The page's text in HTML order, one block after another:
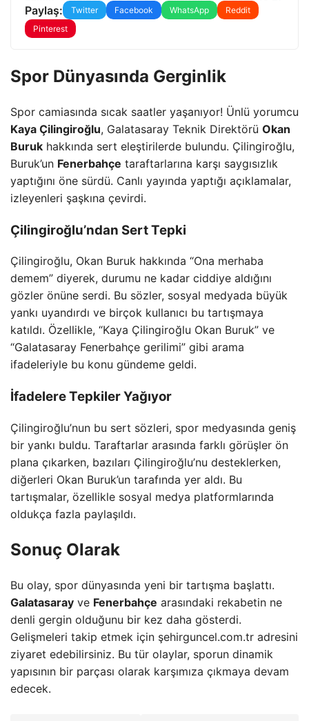
Paylaş: Twitter Facebook WhatsApp
Reddit
Pinterest
Spor Dünyasında Gerginlik
Spor camiasında sıcak saatler yaşanıyor! Ünlü yorumcu
Kaya Çilingiroğlu, Galatasaray Teknik Direktörü Okan
Buruk hakkında sert eleştirilerde bulundu. Çilingiroğlu,
Buruk’un Fenerbahçe taraftarlarına karşı saygısızlık
yaptığını öne sürdü. Canlı yayında yaptığı açıklamalar,
izleyenleri şaşkına çevirdi.
Çilingiroğlu’ndan Sert Tepki
Çilingiroğlu, Okan Buruk hakkında “Ona merhaba
demem” diyerek, durumu ne kadar ciddiye aldığını
gözler önüne serdi. Bu sözler, sosyal medyada büyük
yankı uyandırdı ve birçok kullanıcı bu tartışmaya
katıldı. Özellikle, “Kaya Çilingiroğlu Okan Buruk” ve
“Galatasaray Fenerbahçe gerilimi” gibi arama
ifadeleriyle bu konu gündeme geldi.
İfadelere Tepkiler Yağıyor
Çilingiroğlu’nun bu sert sözleri, spor medyasında geniş
bir yankı buldu. Taraftarlar arasında farklı görüşler ön
plana çıkarken, bazıları Çilingiroğlu’nu desteklerken,
diğerleri Okan Buruk’un tarafında yer aldı. Bu
tartışmalar, özellikle sosyal medya platformlarında
oldukça fazla paylaşıldı.
Sonuç Olarak
Bu olay, spor dünyasında yeni bir tartışma başlattı.
Galatasaray ve Fenerbahçe arasındaki rekabetin ne
denli gergin olduğunu bir kez daha gösterdi.
Gelişmeleri takip etmek için şehirguncel.com.tr adresini
ziyaret edebilirsiniz. Bu tür olaylar, sporun dinamik
yapısının bir parçası olarak karşımıza çıkmaya devam
edecek.